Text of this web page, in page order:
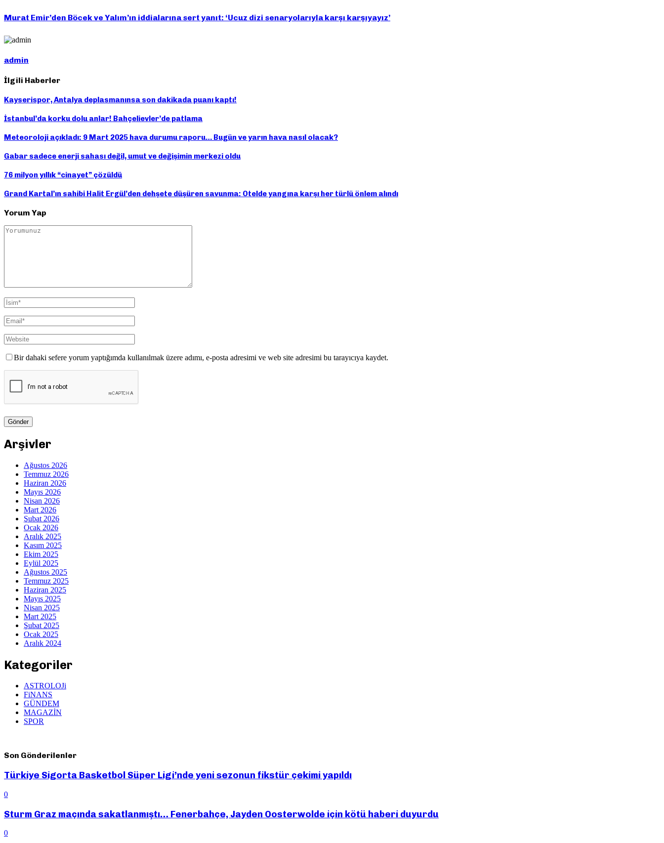
Murat Emir’den Böcek ve Yalım’ın iddialarına sert yanıt: ‘Ucuz dizi senaryolarıyla karşı karşıyayız’
admin
İlgili Haberler
Kayserispor, Antalya deplasmanınsa son dakikada puanı kaptı!
İstanbul’da korku dolu anlar! Bahçelievler’de patlama
Meteoroloji açıkladı: 9 Mart 2025 hava durumu raporu… Bugün ve yarın hava nasıl olacak?
Gabar sadece enerji sahası değil, umut ve değişimin merkezi oldu
76 milyon yıllık “cinayet” çözüldü
Grand Kartal’ın sahibi Halit Ergül’den dehşete düşüren savunma: Otelde yangına karşı her türlü önlem alındı
Yorum Yap
Bir dahaki sefere yorum yaptığımda kullanılmak üzere adımı, e-posta adresimi ve web site adresimi bu tarayıcıya kaydet.
Arşivler
Ağustos 2026
Temmuz 2026
Haziran 2026
Mayıs 2026
Nisan 2026
Mart 2026
Şubat 2026
Ocak 2026
Aralık 2025
Kasım 2025
Ekim 2025
Eylül 2025
Ağustos 2025
Temmuz 2025
Haziran 2025
Mayıs 2025
Nisan 2025
Mart 2025
Şubat 2025
Ocak 2025
Aralık 2024
Kategoriler
ASTROLOJi
FiNANS
GÜNDEM
MAGAZİN
SPOR
Son Gönderilenler
Türkiye Sigorta Basketbol Süper Ligi’nde yeni sezonun fikstür çekimi yapıldı
0
Sturm Graz maçında sakatlanmıştı… Fenerbahçe, Jayden Oosterwolde için kötü haberi duyurdu
0